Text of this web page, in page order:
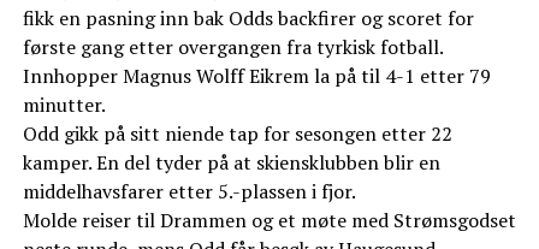
fikk en pasning inn bak Odds backfirer og scoret for
første gang etter overgangen fra tyrkisk fotball.
Innhopper Magnus Wolff Eikrem la på til 4-1 etter 79
minutter.
Odd gikk på sitt niende tap for sesongen etter 22
kamper. En del tyder på at skiensklubben blir en
middelhavsfarer etter 5.-plassen i fjor.
Molde reiser til Drammen og et møte med Strømsgodset